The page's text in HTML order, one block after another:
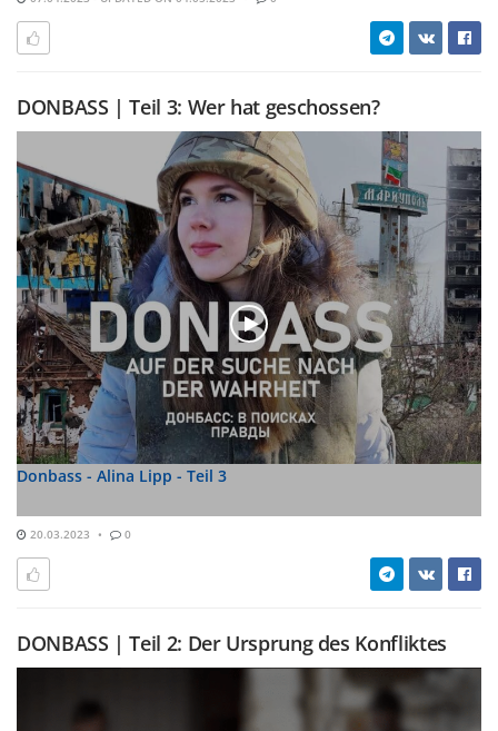
DONBASS | Teil 3: Wer hat geschossen?
Donbass - Alina Lipp - Teil 3
20.03.2023 0
DONBASS | Teil 2: Der Ursprung des Konfliktes